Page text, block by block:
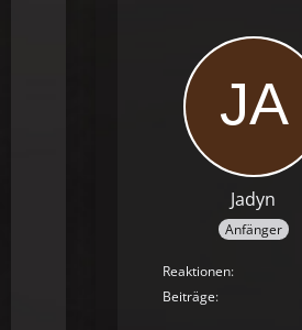
Jadyn
Anfänger
Reaktionen
Beiträge